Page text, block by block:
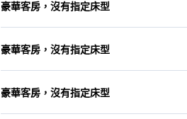
豪華客房，沒有指定床型
豪華客房，沒有指定床型
豪華客房，沒有指定床型